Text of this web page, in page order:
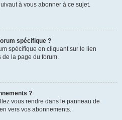
à vous abonner à ce sujet.
spécifique ?
spécifique en cliquant sur le lien
de la page du forum.
?
vous rendre dans le panneau de
vers vos abonnements.